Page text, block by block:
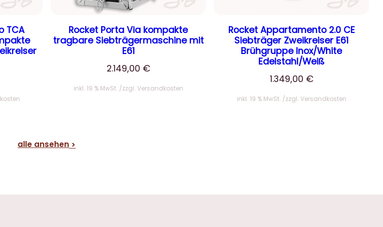
TCA
Rocket Porta Via kompakte
tragbare Siebträgermaschine mit
E61
2.149,00 €
inkl. 19 % MwSt. zzgl. Versandkosten
Rocket Appartamento 2.0 CE
Siebträger Zweikreiser E61
Brühgruppe Inox/White
Edelstahl/Weiß
1.349,00 €
inkl. 19 % MwSt. zzgl. Versandkosten
alle ansehen